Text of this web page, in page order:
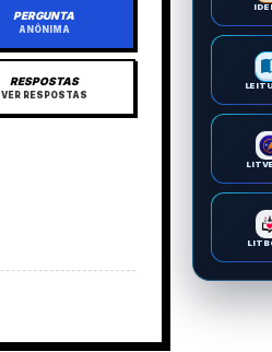
PERGUNTA
ANÔNIMA
RESPOSTAS
VER RESPOSTAS